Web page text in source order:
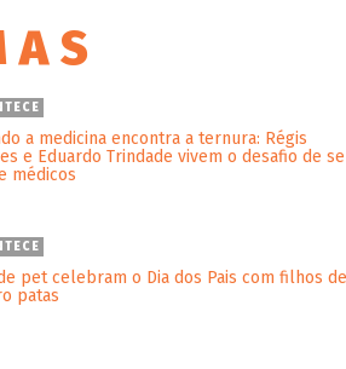
a medicina encontra a ternura: Régis
e Eduardo Trindade vivem o desafio de
médicos
pet celebram o Dia dos Pais com filhos de
patas